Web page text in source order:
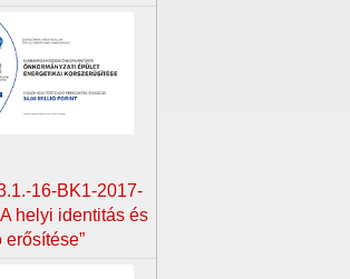
16-BK1-2017-
helyi identitás és
erősítése”